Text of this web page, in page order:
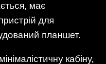
має
для
планшет.
кабіну,